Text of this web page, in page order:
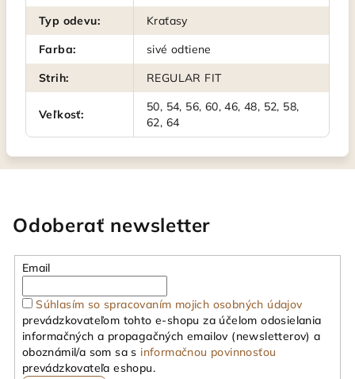
Typ odevu:
Kraťasy
Farba:
sivé odtiene
Strih: REGULAR FIT
Veľkosť:
50, 54, 56, 60, 46, 48, 52, 58,
62, 64
Odoberať newsletter
Email
Súhlasím so spracovaním mojich osobných údajov
prevádzkovateľom tohto e-shopu za účelom odosielania
informačných a propagačných emailov (newsletterov) a
oboznámil/a som sa s informačnou povinnosťou
prevádzkovateľa eshopu.